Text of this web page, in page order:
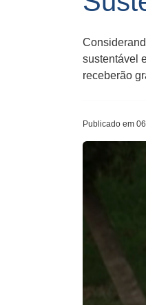
sustentável
receberão
Publicado em